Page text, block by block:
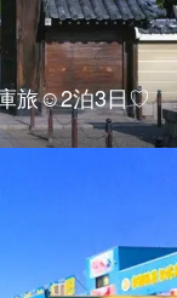
庫旅☺️2泊3日♡